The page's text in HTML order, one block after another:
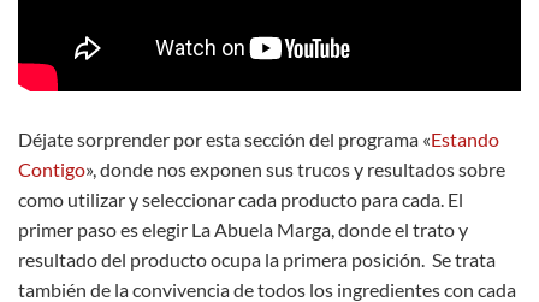
Déjate sorprender por esta sección del programa «Estando
Contigo», donde nos exponen sus trucos y resultados sobre
como utilizar y seleccionar cada producto para cada. El
primer paso es elegir La Abuela Marga, donde el trato y
resultado del producto ocupa la primera posición. Se trata
también de la convivencia de todos los ingredientes con cada